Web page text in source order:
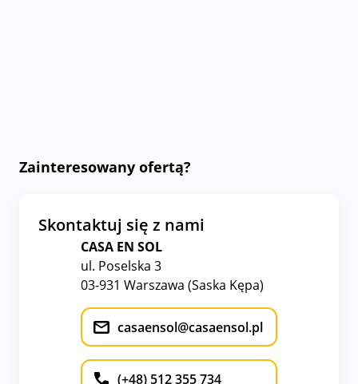
Zainteresowany ofertą?
Skontaktuj się z nami
CASA EN SOL
ul. Poselska 3
03-931 Warszawa (Saska Kępa)
casaensol@casaensol.pl
(+48) 512 355 734